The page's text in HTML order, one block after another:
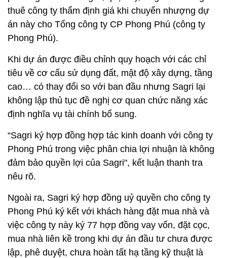
thuê công ty thẩm định giá khi chuyển nhượng dự
án này cho Tổng công ty CP Phong Phú (công ty
Phong Phú).
Khi dự án được điều chỉnh quy hoạch với các chỉ
tiêu về cơ cấu sử dụng đất, mật độ xây dựng, tầng
cao… có thay đổi so với ban đầu nhưng Sagri lại
không lập thủ tục đề nghị cơ quan chức năng xác
định nghĩa vụ tài chính bổ sung.
“Sagri ký hợp đồng hợp tác kinh doanh với công ty
Phong Phú trong việc phân chia lợi nhuận là không
đảm bảo quyền lợi của Sagri", kết luận thanh tra
nêu rõ.
Ngoài ra, Sagri ký hợp đồng uỷ quyền cho công ty
Phong Phú ký kết với khách hàng đặt mua nhà và
việc công ty này ký 77 hợp đồng vay vốn, đặt cọc,
mua nhà liên kề trong khi dự án đầu tư chưa được
lập, phê duyệt, chưa hoàn tất hạ tầng kỹ thuật là